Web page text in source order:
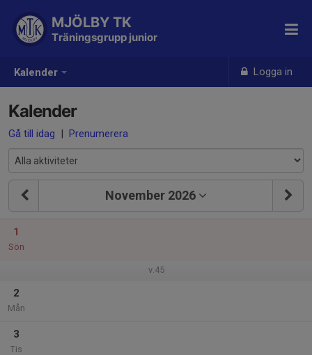
Kalender Logga in
MJÖLBY TK
Träningsgrupp junior
Kalender
Gå till idag | Prenumerera
November 2026
1
Sön
v.45
2
Mån
3
Tis